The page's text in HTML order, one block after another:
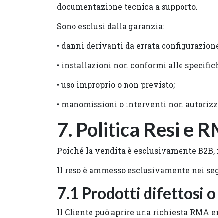
documentazione tecnica a supporto.
Sono esclusi dalla garanzia:
• danni derivanti da errata
• installazioni non conformi alle
• uso improprio o non previsto;
• manomissioni o interventi non
7. Politica Resi e
Poiché la vendita è esclusivamente
Il reso è ammesso esclusivamente nei
7.1 Prodotti difettosi
Il Cliente può aprire una richiesta RMA